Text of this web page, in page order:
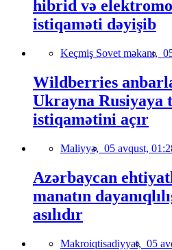
hibrid və
istiqaməti dəyişib
Keçmiş Sovet məkanı,
Wildberries
Ukrayna Rusiyaya
istiqamətini açır
Maliyyə, 05 avqust,
Azərbaycan
manatın
asılıdır
Makroiqtisadiyyat, 05